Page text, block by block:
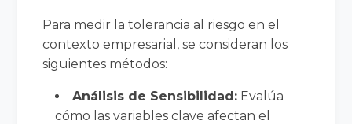
Para medir la tolerancia al riesgo en el
contexto empresarial, se consideran los
siguientes métodos:
Análisis de Sensibilidad: Evalúa
cómo las variables clave afectan el